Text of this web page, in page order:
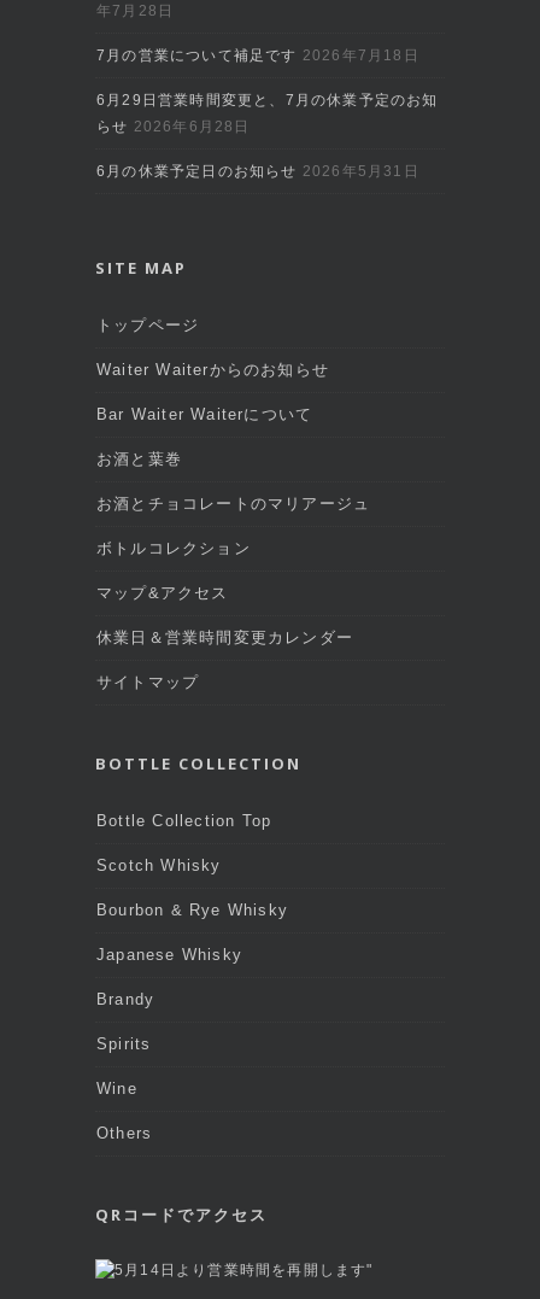
年7月28日
7月の営業について補足です 2026年7月18日
6月29日営業時間変更と、7月の休業予定のお知
らせ 2026年6月28日
6月の休業予定日のお知らせ 2026年5月31日
SITE MAP
トップページ
Waiter Waiterからのお知らせ
Bar Waiter Waiterについて
お酒と葉巻
お酒とチョコレートのマリアージュ
ボトルコレクション
マップ&アクセス
休業日＆営業時間変更カレンダー
サイトマップ
BOTTLE COLLECTION
Bottle Collection Top
Scotch Whisky
Bourbon & Rye Whisky
Japanese Whisky
Brandy
Spirits
Wine
Others
QRコードでアクセス